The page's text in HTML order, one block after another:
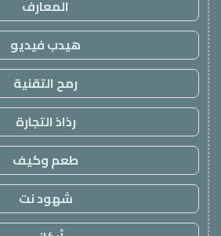
المعارف
هيدب فيديو
رمح التقنية
رذاذ التجارة
طعم وكيف
شهود نت